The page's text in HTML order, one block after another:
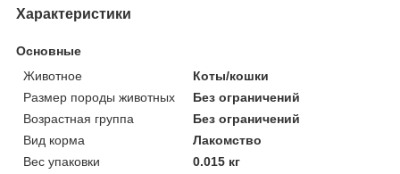
Характеристики
Основные
Животное
Коты/кошки
Размер породы животных
Без ограничений
Возрастная группа
Без ограничений
Вид корма
Лакомство
Вес упаковки
0.015 кг